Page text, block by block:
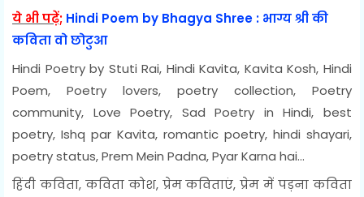
ये भी पढ़ें; Hindi Poem by Bhagya Shree : भाग्य श्री की
कविता वो छोटुआ
Hindi Poetry by Stuti Rai, Hindi Kavita, Kavita Kosh, Hindi
Poem, Poetry lovers, poetry collection, Poetry
community, Love Poetry, Sad Poetry in Hindi, best
poetry, Ishq par Kavita, romantic poetry, hindi shayari,
poetry status, Prem Mein Padna, Pyar Karna hai...
हिंदी कविता, कविता कोश, प्रेम कविताएं, प्रेम में पड़ना कविता